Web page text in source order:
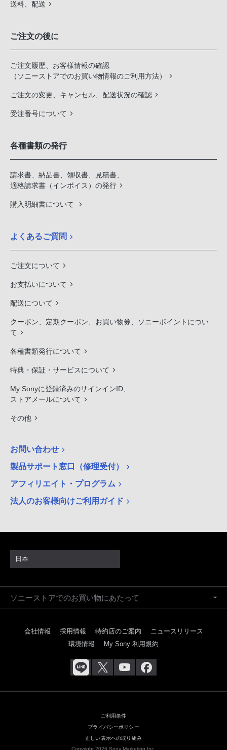
送料、配送
ご注文の後に
ご注文履歴、お客様情報の確認
（ソニーストアでのお買い物情報のご利用方法）
ご注文の変更、キャンセル、配送状況の確認
受注番号について
各種書類の発行
請求書、納品書、領収書、見積書、
適格請求書（インボイス）の発行
購入明細書について
よくあるご質問
ご注文について
お支払いについて
配送について
クーポン、定期クーポン、お買い物券、ソニーポイントについ
て
各種書類発行について
特典・保証・サービスについて
My Sonyに登録済みのサインインID、
ストアメールについて
その他
お問い合わせ
製品サポート窓口（修理受付）
アフィリエイト・プログラム
法人のお客様向けご利用ガイド
日本
ソニーストアでのお買い物にあたって
会社情報 採用情報 特約店のご案内
ニュースリリース
環境情報
My Sony 利用規約
ご利用条件
プライバシーポリシー
正しい表示への取り組み
Copyright 2026 Sony Marketing Inc.